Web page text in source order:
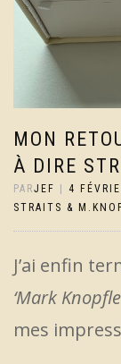
MON
À DIRE
PARJEF | 4
STRAITS &
J’ai enfin
‘Mark
mes